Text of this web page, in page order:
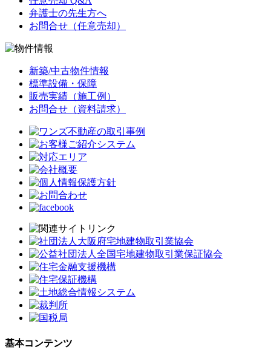
弁護士の先生方へ
お問合せ（任意売却）
新築/中古物件情報
標準設備・保障
販売実績（施工例）
お問合せ（資料請求）
基本コンテンツ